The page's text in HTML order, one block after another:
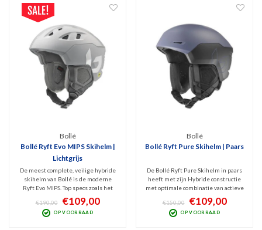
Bollé
Bollé Ryft Evo MIPS Skihelm |
Lichtgrijs
De meest complete, veilige hybride
skihelm van Bollé is de moderne
Ryft Evo MIPS. Top specs zoals het
BOA Fit System, instelbare
ventilatie en MIPS Protection is
gecombineerd met een stoer design.
€190,00 €109,00
OP VOORRAAD
Bollé
Bollé Ryft Pure Skihelm | Paars
De Bollé Ryft Pure Skihelm in paars
heeft met zijn Hybride constructie
met optimale combinatie van actieve
ventilatie, stoer design en
veiligheid. Geschikt voor zowel
skiërs als snowboarders die af en toe
€150,00 €109,00
OP VOORRAAD